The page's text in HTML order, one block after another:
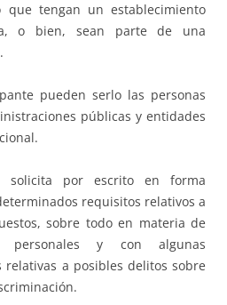
que tengan un establecimiento
o bien, sean parte de una
pueden serlo las personas
públicas y entidades
por escrito en forma
requisitos relativos a
sobre todo en materia de
personales y con algunas
relativas a posibles delitos sobre